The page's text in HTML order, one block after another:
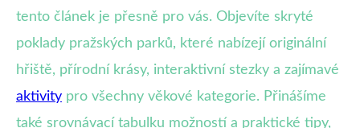
tento článek je přesně pro vás. Objevíte skryté
poklady pražských parků, které nabízejí originální
hřiště, přírodní krásy, interaktivní stezky a zajímavé
aktivity pro všechny věkové kategorie. Přinášíme
také srovnávací tabulku možností a praktické tipy,